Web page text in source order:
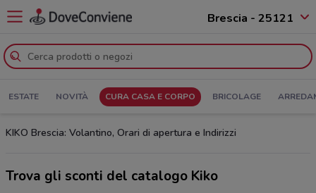
Brescia - 25121
ESTATE NOVITÀ CURA CASA E CORPO BRICOLAGE
KIKO Brescia: Volantino, Orari di apertura e Indirizzi
Trova gli sconti del catalogo Kiko